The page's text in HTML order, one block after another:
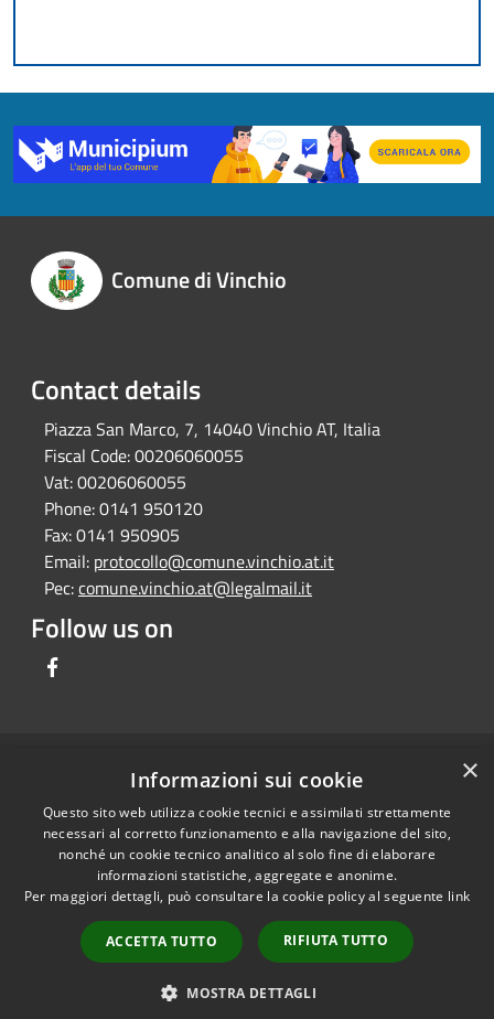
Comune di Vinchio
Contact details
Piazza San Marco, 7, 14040 Vinchio AT, Italia
Fiscal Code:00206060055
Vat:00206060055
Phone:0141 950120
Fax:0141 950905
Email: protocollo@comune.vinchio.at.it
Pec:comune.vinchio.at@legalmail.it
Follow us on
Privacy
Cookie
Dati fiscali e codici
fatturazione
Dichiarazione di
Comune convenzionato
Progetto|Convenzione
Adesioni
•Accesso redazione
×
Informazioni sui cookie
Questo sito web utilizza cookie tecnici e assimilati strettamente
necessari al corretto funzionamento e alla navigazione del sito,
nonché un cookie tecnico analitico al solo fine di elaborare
informazioni statistiche, aggregate e anonime.
Per maggiori dettagli, può consultare la cookie policy al seguente link
ACCETTA TUTTO RIFIUTA TUTTO
MOSTRA DETTAGLI